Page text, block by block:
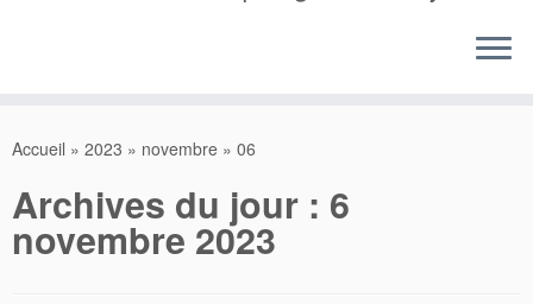
Accueil » 2023 » novembre » 06
Archives du jour : 6
novembre 2023